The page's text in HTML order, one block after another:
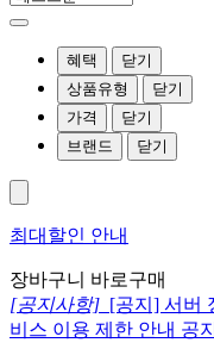
혜택
닫기
상품유형
닫기
가격
닫기
브랜드
닫기
최대할인 안내
장바구니 바로구매
[공지사항] [공지] 서버
비스 이용 제한 안내 공